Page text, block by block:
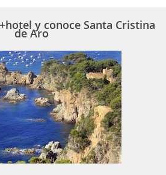
y conoce Santa Cristina
de Aro